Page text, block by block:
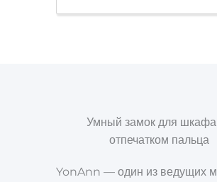
Умный замок для
отпечатком пальца
YonAnn — один из ведущих